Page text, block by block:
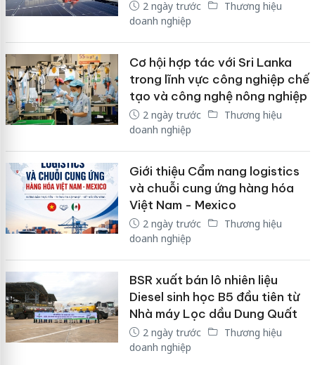
2 ngày trước
Thương hiệu
doanh nghiệp
Cơ hội hợp tác với Sri Lanka
trong lĩnh vực công nghiệp chế
tạo và công nghệ nông nghiệp
2 ngày trước
Thương hiệu
doanh nghiệp
Giới thiệu Cẩm nang logistics
và chuỗi cung ứng hàng hóa
Việt Nam - Mexico
2 ngày trước
Thương hiệu
doanh nghiệp
BSR xuất bán lô nhiên liệu
Diesel sinh học B5 đầu tiên từ
Nhà máy Lọc dầu Dung Quất
2 ngày trước
Thương hiệu
doanh nghiệp